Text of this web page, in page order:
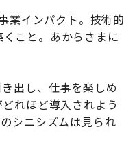
業インパクト。技術的
こと。あからさまに
出し、仕事を楽しめ
れほど導入されよう
シニシズムは見られ